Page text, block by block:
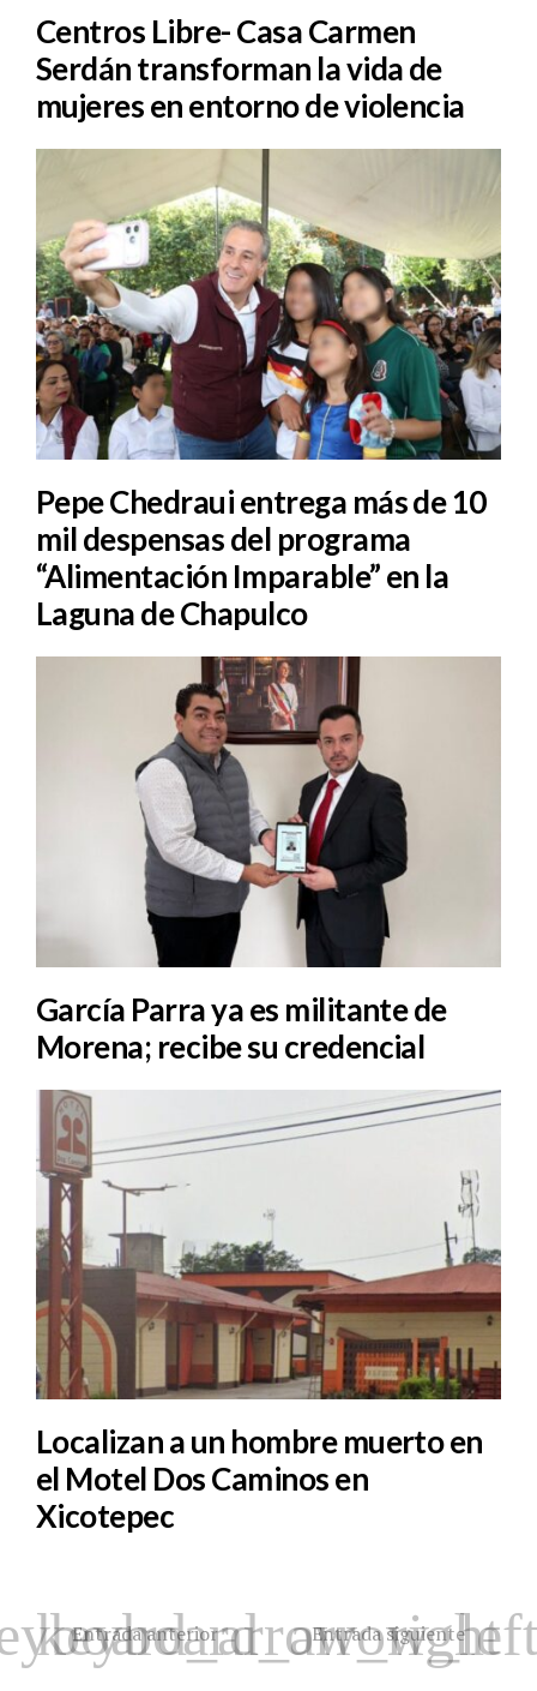
Centros Libre- Casa Carmen
Serdán transforman la vida de
mujeres en entorno de violencia
Pepe Chedraui entrega más de 10
mil despensas del programa
“Alimentación Imparable” en la
Laguna de Chapulco
García Parra ya es militante de
Morena; recibe su credencial
Localizan a un hombre muerto en
el Motel Dos Caminos en
Xicotepec
Entrada anterior Entrada siguiente